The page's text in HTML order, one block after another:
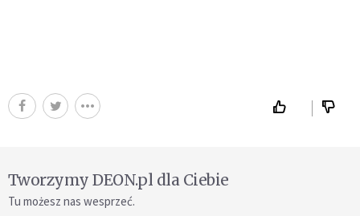
Tworzymy DEON.pl dla Ciebie
Tu możesz nas wesprzeć.